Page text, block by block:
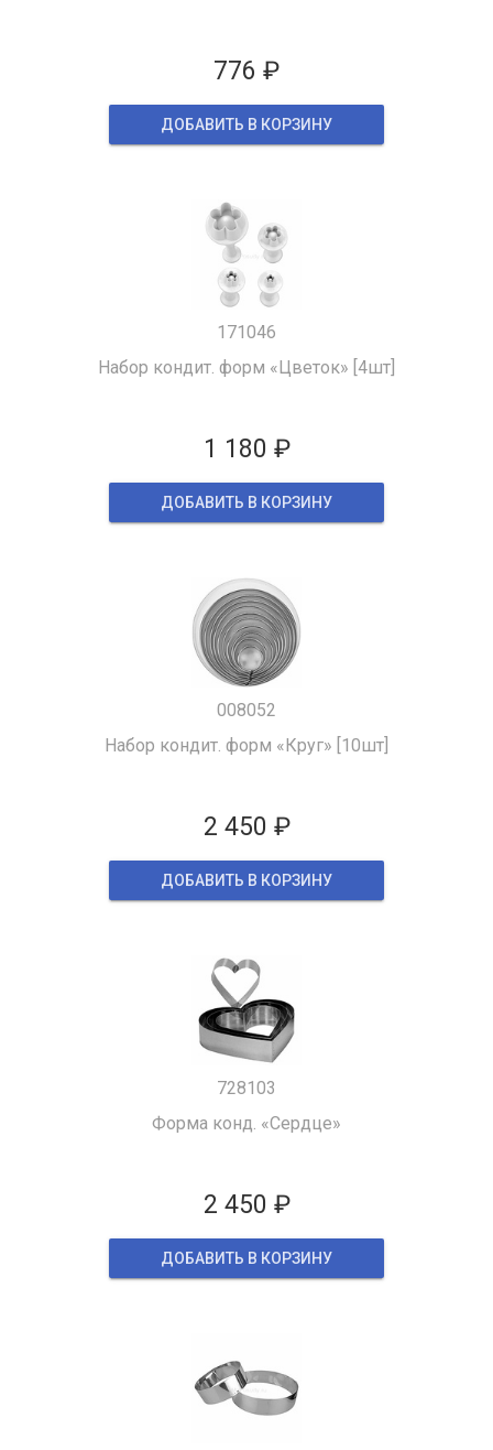
776 ₽
ДОБАВИТЬ В КОРЗИНУ
171046
Набор кондит. форм «Цветок» [4шт]
1 180 ₽
ДОБАВИТЬ В КОРЗИНУ
008052
Набор кондит. форм «Круг» [10шт]
2 450 ₽
ДОБАВИТЬ В КОРЗИНУ
728103
Форма конд. «Сердце»
2 450 ₽
ДОБАВИТЬ В КОРЗИНУ